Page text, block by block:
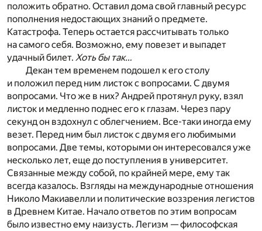
положить обратно. Оставил дома свой главный ресурс
пополнения недостающих знаний о предмете.
Катастрофа. Теперь остается рассчитывать только
на самого себя. Возможно, ему повезет и выпадет
удачный билет. Хоть бы так…
Декан тем временем подошел к его столу
и положил перед ним листок с вопросами. С двумя
вопросами. Что же в них? Андрей протянул руку, взял
листок и медленно поднес его к глазам. Через пару
секунд он вздохнул с облегчением. Все-таки иногда ему
везет. Перед ним был листок с двумя его любимыми
вопросами. Две темы, которыми он интересовался уже
несколько лет, еще до поступления в университет.
Связанные между собой, по крайней мере, ему так
всегда казалось. Взгляды на международные отношения
Николо Макиавелли и политические воззрения легистов
в Древнем Китае. Начало ответов по этим вопросам
было известно ему наизусть. Легизм — философская